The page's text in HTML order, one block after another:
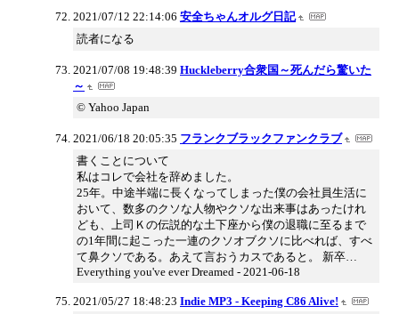
2021/07/12 22:14:06 安全ちゃんオルグ日記
読者になる
2021/07/08 19:48:39 Huckleberry合衆国～死んだら驚いた
～
© Yahoo Japan
2021/06/18 20:05:35 フランクブラックファンクラブ
書くことについて
私はコレで会社を辞めました。
25年。中途半端に長くなってしまった僕の会社員生活に
おいて、数多のクソな人物やクソな出来事はあったけれ
ども、上司Ｋの伝説的な土下座から僕の退職に至るまで
の1年間に起こった一連のクソオブクソに比べれば、すべ
て鼻クソである。あえて言おうカスであると。 新卒…
Everything you've ever Dreamed - 2021-06-18
2021/05/27 18:48:23 Indie MP3 - Keeping C86 Alive!